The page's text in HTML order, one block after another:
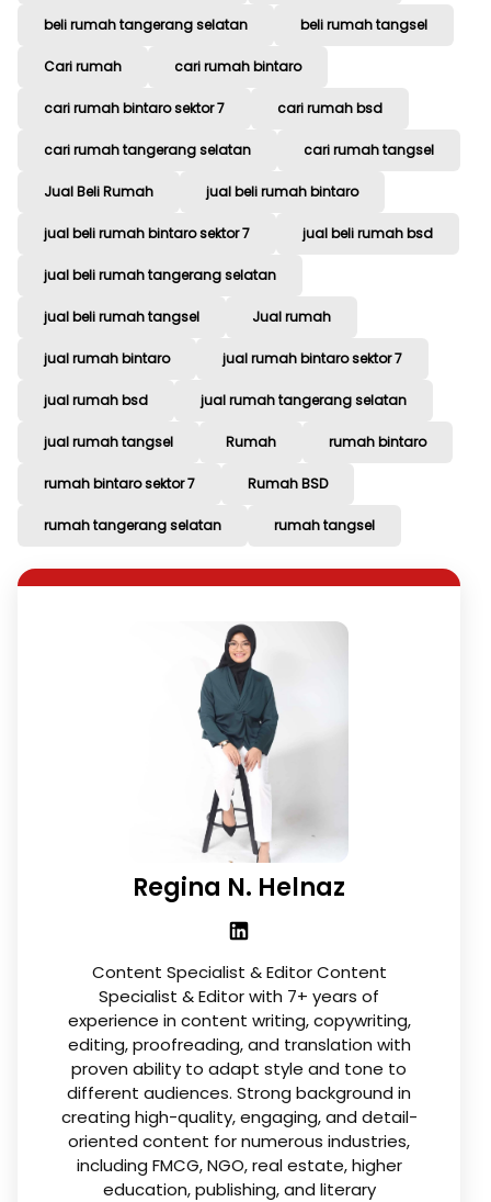
beli rumah tangerang selatan beli rumah tangsel
Cari rumah cari rumah bintaro
cari rumah bintaro sektor 7 cari rumah bsd
cari rumah tangerang selatan cari rumah tangsel
Jual Beli Rumah jual beli rumah bintaro
jual beli rumah bintaro sektor 7 jual beli rumah bsd
jual beli rumah tangerang selatan
jual beli rumah tangsel Jual rumah
jual rumah bintaro jual rumah bintaro sektor 7
jual rumah bsd jual rumah tangerang selatan
jual rumah tangsel Rumah rumah bintaro
rumah bintaro sektor 7 Rumah BSD
rumah tangerang selatan rumah tangsel
Regina N. Helnaz
Content Specialist & Editor Content
Specialist & Editor with 7+ years of
experience in content writing, copywriting,
editing, proofreading, and translation with
proven ability to adapt style and tone to
different audiences. Strong background in
creating high-quality, engaging, and detail-
oriented content for numerous industries,
including FMCG, NGO, real estate, higher
education, publishing, and literary